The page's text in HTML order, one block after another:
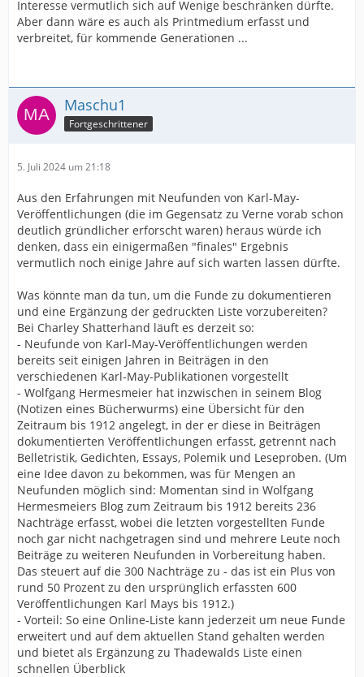
Interesse vermutlich sich auf Wenige beschränken dürfte.
Aber dann wäre es auch als Printmedium erfasst und
verbreitet, für kommende Generationen ...
Maschu1
Fortgeschrittener
5. Juli 2024 um 21:18
Aus den Erfahrungen mit Neufunden von Karl-May-
Veröffentlichungen (die im Gegensatz zu Verne vorab schon
deutlich gründlicher erforscht waren) heraus würde ich
denken, dass ein einigermaßen "finales" Ergebnis
vermutlich noch einige Jahre auf sich warten lassen dürfte.
Was könnte man da tun, um die Funde zu dokumentieren
und eine Ergänzung der gedruckten Liste vorzubereiten?
Bei Charley Shatterhand läuft es derzeit so:
- Neufunde von Karl-May-Veröffentlichungen werden
bereits seit einigen Jahren in Beiträgen in den
verschiedenen Karl-May-Publikationen vorgestellt
- Wolfgang Hermesmeier hat inzwischen in seinem Blog
(Notizen eines Bücherwurms) eine Übersicht für den
Zeitraum bis 1912 angelegt, in der er diese in Beiträgen
dokumentierten Veröffentlichungen erfasst, getrennt nach
Belletristik, Gedichten, Essays, Polemik und Leseproben. (Um
eine Idee davon zu bekommen, was für Mengen an
Neufunden möglich sind: Momentan sind in Wolfgang
Hermesmeiers Blog zum Zeitraum bis 1912 bereits 236
Nachträge erfasst, wobei die letzten vorgestellten Funde
noch gar nicht nachgetragen sind und mehrere Leute noch
Beiträge zu weiteren Neufunden in Vorbereitung haben.
Das steuert auf die 300 Nachträge zu - das ist ein Plus von
rund 50 Prozent zu den ursprünglich erfassten 600
Veröffentlichungen Karl Mays bis 1912.)
- Vorteil: So eine Online-Liste kann jederzeit um neue Funde
erweitert und auf dem aktuellen Stand gehalten werden
und bietet als Ergänzung zu Thadewalds Liste einen
schnellen Überblick